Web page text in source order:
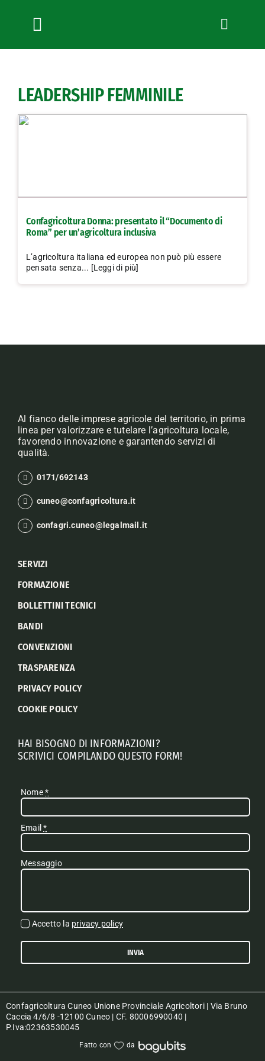
Toggle
Navigation
News
Bandi
Lavora con noi
LEADERSHIP FEMMINILE
Confagricoltura Donna: presentato il “Documento di
Roma” per un’agricoltura inclusiva
L’agricoltura italiana ed europea non può più essere
pensata senza... [Leggi di più]
Al fianco delle imprese agricole del territorio, in prima
linea per valorizzare e tutelare l’agricoltura locale,
favorendo innovazione e garantendo servizi di
qualità.
0171/692143
cuneo@confagricoltura.it
confagri.cuneo@legalmail.it
SERVIZI
FORMAZIONE
BOLLETTINI TECNICI
BANDI
CONVENZIONI
TRASPARENZA
PRIVACY POLICY
COOKIE POLICY
HAI BISOGNO DI INFORMAZIONI?
SCRIVICI COMPILANDO QUESTO FORM!
Nome*
Email*
Messaggio
Accetto la privacy policy
INVIA
Confagricoltura Cuneo Unione Provinciale Agricoltori | Via Bruno
Caccia 4/6/8 -12100 Cuneo | CF. 80006990040 |
P.Iva:02363530045
Fatto con da